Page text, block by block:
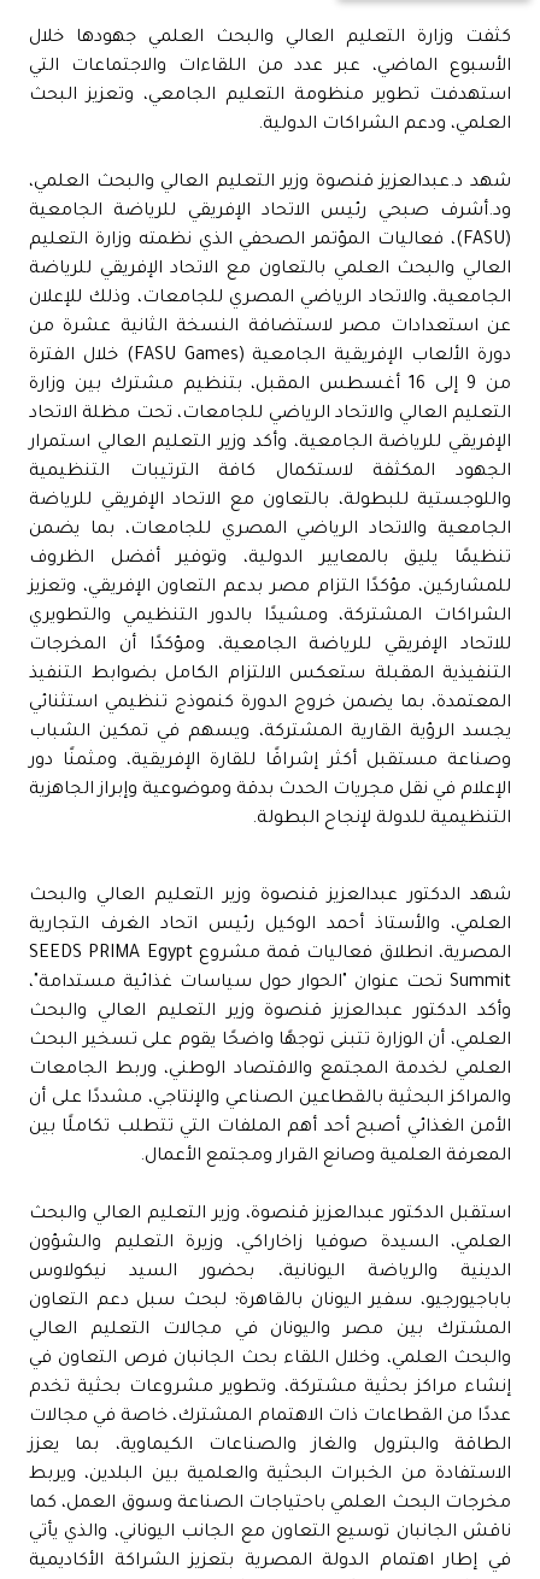
كثفت وزارة التعليم العالي والبحث العلمي جهودها خلال
الأسبوع الماضي، عبر عدد من اللقاءات والاجتماعات التي
استهدفت تطوير منظومة التعليم الجامعي، وتعزيز البحث
العلمي، ودعم الشراكات الدولية.
شهد د.عبدالعزيز قنصوة وزير التعليم العالي والبحث العلمي،
ود.أشرف صبحي رئيس الاتحاد الإفريقي للرياضة الجامعية
(FASU)، فعاليات المؤتمر الصحفي الذي نظمته وزارة التعليم
العالي والبحث العلمي بالتعاون مع الاتحاد الإفريقي للرياضة
الجامعية، والاتحاد الرياضي المصري للجامعات، وذلك للإعلان
عن استعدادات مصر لاستضافة النسخة الثانية عشرة من
دورة الألعاب الإفريقية الجامعية (FASU Games) خلال الفترة
من 9 إلى 16 أغسطس المقبل، بتنظيم مشترك بين وزارة
التعليم العالي والاتحاد الرياضي للجامعات، تحت مظلة الاتحاد
الإفريقي للرياضة الجامعية، وأكد وزير التعليم العالي استمرار
الجهود المكثفة لاستكمال كافة الترتيبات التنظيمية
واللوجستية للبطولة، بالتعاون مع الاتحاد الإفريقي للرياضة
الجامعية والاتحاد الرياضي المصري للجامعات، بما يضمن
تنظيمًا يليق بالمعايير الدولية، وتوفير أفضل الظروف
للمشاركين، مؤكدًا التزام مصر بدعم التعاون الإفريقي، وتعزيز
الشراكات المشتركة، ومشيدًا بالدور التنظيمي والتطويري
للاتحاد الإفريقي للرياضة الجامعية، ومؤكدًا أن المخرجات
التنفيذية المقبلة ستعكس الالتزام الكامل بضوابط التنفيذ
المعتمدة، بما يضمن خروج الدورة كنموذج تنظيمي استثنائي
يجسد الرؤية القارية المشتركة، ويسهم في تمكين الشباب
وصناعة مستقبل أكثر إشراقًا للقارة الإفريقية، ومثمنًا دور
الإعلام في نقل مجريات الحدث بدقة وموضوعية وإبراز الجاهزية
التنظيمية للدولة لإنجاح البطولة.
شهد الدكتور عبدالعزيز قنصوة وزير التعليم العالي والبحث
العلمي، والأستاذ أحمد الوكيل رئيس اتحاد الغرف التجارية
المصرية، انطلاق فعاليات قمة مشروع SEEDS PRIMA Egypt
Summit تحت عنوان "الحوار حول سياسات غذائية مستدامة"،
وأكد الدكتور عبدالعزيز قنصوة وزير التعليم العالي والبحث
العلمي، أن الوزارة تتبنى توجهًا واضحًا يقوم على تسخير البحث
العلمي لخدمة المجتمع والاقتصاد الوطني، وربط الجامعات
والمراكز البحثية بالقطاعين الصناعي والإنتاجي، مشددًا على أن
الأمن الغذائي أصبح أحد أهم الملفات التي تتطلب تكاملًا بين
المعرفة العلمية وصانع القرار ومجتمع الأعمال.
استقبل الدكتور عبدالعزيز قنصوة، وزير التعليم العالي والبحث
العلمي، السيدة صوفيا زاخاراكي، وزيرة التعليم والشؤون
الدينية والرياضة اليونانية، بحضور السيد نيكولاوس
باباجيورجيو، سفير اليونان بالقاهرة؛ لبحث سبل دعم التعاون
المشترك بين مصر واليونان في مجالات التعليم العالي
والبحث العلمي، وخلال اللقاء بحث الجانبان فرص التعاون في
إنشاء مراكز بحثية مشتركة، وتطوير مشروعات بحثية تخدم
عددًا من القطاعات ذات الاهتمام المشترك، خاصة في مجالات
الطاقة والبترول والغاز والصناعات الكيماوية، بما يعزز
الاستفادة من الخبرات البحثية والعلمية بين البلدين، ويربط
مخرجات البحث العلمي باحتياجات الصناعة وسوق العمل، كما
ناقش الجانبان توسيع التعاون مع الجانب اليوناني، والذي يأتي
في إطار اهتمام الدولة المصرية بتعزيز الشراكة الأكاديمية